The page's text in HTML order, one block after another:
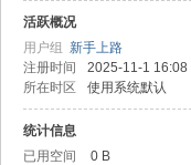
活跃概况
用户组 新手上路
注册时间
2025-11-1 16:08
所在时区
使用系统默认
统计信息
已用空间
0 B